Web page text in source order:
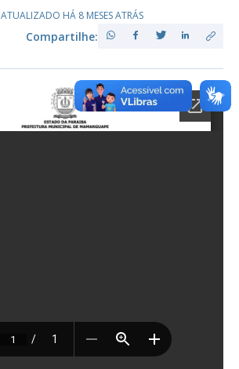
ATUALIZADO HÁ 8 MESES ATRÁS
Compartilhe: